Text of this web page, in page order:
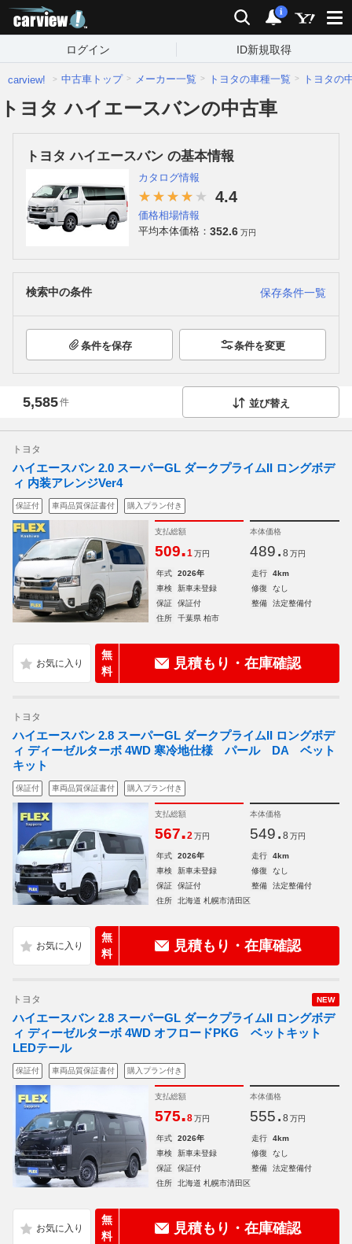
検索 通知
i
ログイン ID新規取得
carview! 中古車トップ メーカー一覧 トヨタの車種一覧 トヨタの
トヨタ ハイエースバンの中古車
トヨタ ハイエースバン の基本情報
カタログ情報
4.4
価格相場情報
平均本体価格： 352.6 万円
検索中の条件 保存条件一覧
条件を保存 条件を変更
5,585件 並び替え
トヨタ
ハイエースバン 2.0 スーパーGL ダークプライムII ロングボデ
ィ 内装アレンジVer4
保証付 車両品質保証書付 購入プラン付き
支払総額
509.1 万円
本体価格
489. 8 万円
年式 2026年 走行
4km
車検
新車未登録 修復
なし
保証
保証付 整備
法定整備付
住所
千葉県 柏市
無
料
見積もり・在庫確認
トヨタ
ハイエースバン 2.8 スーパーGL ダークプライムII ロングボデ
ィ ディーゼルターボ 4WD 寒冷地仕様 パール DA ベット
キット
保証付 車両品質保証書付 購入プラン付き
支払総額
567.2 万円
本体価格
549. 8 万円
年式 2026年 走行
4km
車検
新車未登録 修復
なし
保証
保証付 整備
法定整備付
住所
北海道 札幌市清田区
無
料
見積もり・在庫確認
NEW
トヨタ
ハイエースバン 2.8 スーパーGL ダークプライムII ロングボデ
ィ ディーゼルターボ 4WD オフロードPKG ベットキット
LEDテール
保証付 車両品質保証書付 購入プラン付き
支払総額
575.8 万円
本体価格
555. 8 万円
年式 2026年 走行
4km
車検
新車未登録 修復
なし
保証
保証付 整備
法定整備付
住所
北海道 札幌市清田区
無
料
見積もり・在庫確認